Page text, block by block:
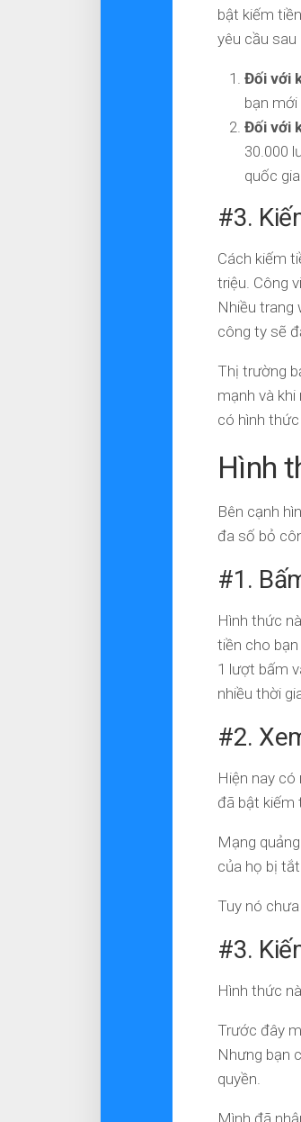
bật kiếm
yêu cầu
Đối với
bạn
Đối với
30.000
quốc
#3.
Cách kiếm
triệu. Công
Nhiều trang
công ty sẽ
Thị trường
mạnh và
có hình thức
Hình
Bên cạnh
đa số bỏ
#1.
Hình thức
tiền cho
1 lượt bấm
nhiều thời
#2.
Hiện nay
đã bật kiếm
Mạng
của họ bị
Tuy nó
#3.
Hình thức
Trước đây
Nhưng bạn
quyền.
Mình đã